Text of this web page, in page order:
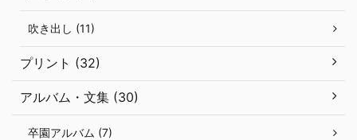
吹き出し (11)
プリント (32)
アルバム・文集 (30)
卒園アルバム (7)